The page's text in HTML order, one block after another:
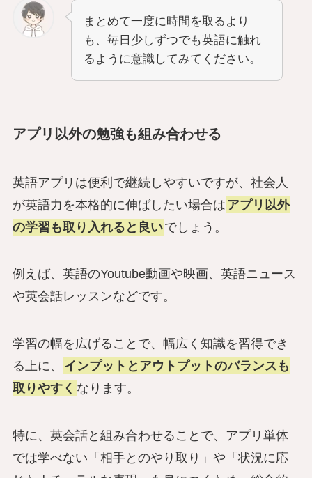
まとめて一度に時間を取るより
も、毎日少しずつでも英語に触れ
るように意識してみてください。
アプリ以外の勉強も組み合わせる
英語アプリは便利で継続しやすいですが、社会人
が英語力を本格的に伸ばしたい場合は アプリ以外
の学習も取り入れると良いでしょう。
例えば、英語のYoutube動画や映画、英語ニュース
や英会話レッスンなどです。
学習の幅を広げることで、幅広く知識を習得でき
る上に、
インプットとアウトプットのバランスも
取りやすく なります。
特に、英会話と組み合わせることで、アプリ単体
では学べない「相手とのやり取り」や「状況に応